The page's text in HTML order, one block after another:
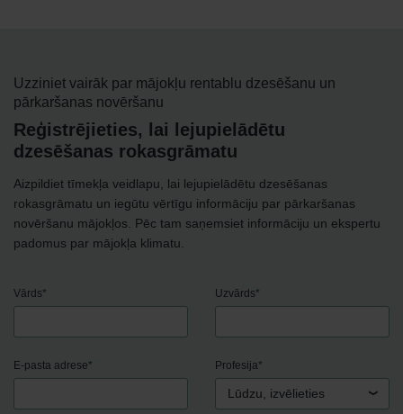
Uzziniet vairāk par mājokļu rentablu dzesēšanu un
pārkaršanas novēršanu
Reģistrējieties, lai lejupielādētu
dzesēšanas rokasgrāmatu
Aizpildiet tīmekļa veidlapu, lai lejupielādētu dzesēšanas
rokasgrāmatu un iegūtu vērtīgu informāciju par pārkaršanas
novēršanu mājokļos. Pēc tam saņemsiet informāciju un ekspertu
padomus par mājokļa klimatu.
Vārds* Uzvārds*
E-pasta adrese*
Lūdzu, izvēlieties
Profesija*